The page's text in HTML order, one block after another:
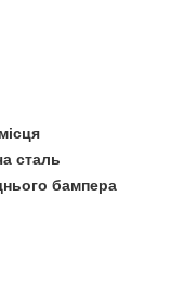
сталь
бампера